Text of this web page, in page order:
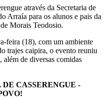
através da Secretaria de
Arraía para os alunos e pais da
Morais Teodosio.
feira (18), com um ambiente
trajes caipira, o evento reuniu
além de diversas comidas
CASSERENGUE -